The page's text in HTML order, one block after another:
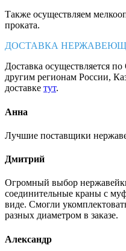
Также осуществляем
проката.
ДОСТАВКА
Доставка осуществляется
другим регионам России,
доставке тут.
Анна
Лучшие поставщики
Дмитрий
Огромный выбор
соединительные краны с
виде. Смогли
разных диаметром в заказе.
Александр